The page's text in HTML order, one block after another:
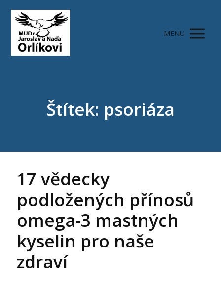
MENU
Štítek: psoriáza
17 vědecky
podložených přínosů
omega-3 mastných
kyselin pro naše
zdraví